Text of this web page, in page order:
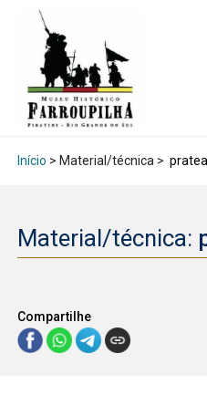
Início > Material/técnica >
Material/técnica:
Compartilhe